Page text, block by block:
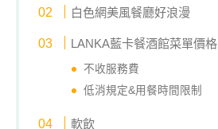
白色網美風餐廳好浪漫
LANKA藍卡餐酒館菜單價格
不收服務費
低消規定&用餐時間限制
軟飲